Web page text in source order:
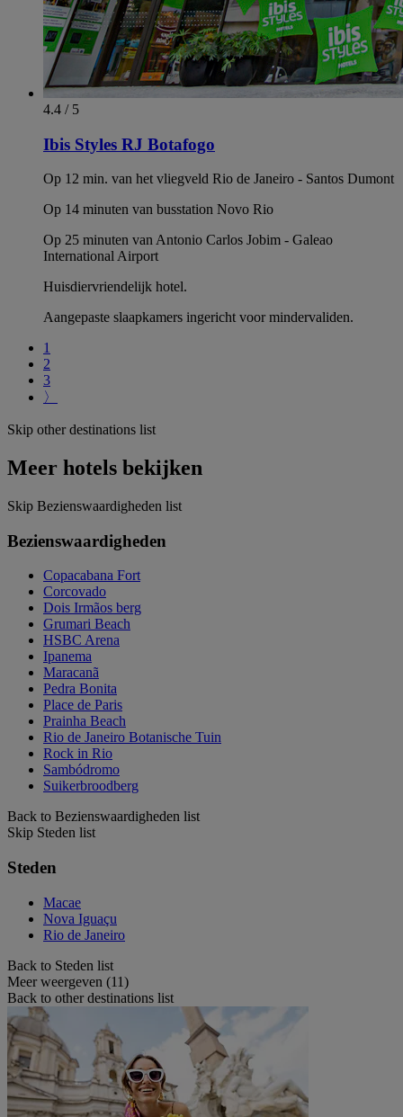
4.4 / 5
Ibis Styles RJ Botafogo
Op 12 min. van het vliegveld Rio de Janeiro - Santos Dumont
Op 14 minuten van busstation Novo Rio
Op 25 minuten van Antonio Carlos Jobim - Galeao
International Airport
Huisdiervriendelijk hotel.
Aangepaste slaapkamers ingericht voor mindervaliden.
1
2
3
〉
Skip other destinations list
Meer hotels bekijken
Skip Bezienswaardigheden list
Bezienswaardigheden
Copacabana Fort
Corcovado
Dois Irmãos berg
Grumari Beach
HSBC Arena
Ipanema
Maracanã
Pedra Bonita
Place de Paris
Prainha Beach
Rio de Janeiro Botanische Tuin
Rock in Rio
Sambódromo
Suikerbroodberg
Back to Bezienswaardigheden list
Skip Steden list
Steden
Macae
Nova Iguaçu
Rio de Janeiro
Back to Steden list
Meer weergeven (11)
Back to other destinations list